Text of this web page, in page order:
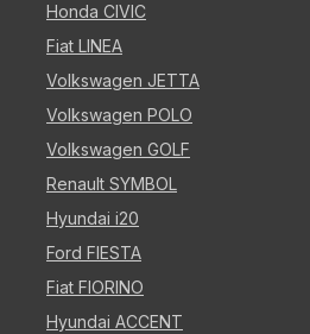
Honda CIVIC
Fiat LINEA
Volkswagen JETTA
Volkswagen POLO
Volkswagen GOLF
Renault SYMBOL
Hyundai i20
Ford FIESTA
Fiat FIORINO
Hyundai ACCENT